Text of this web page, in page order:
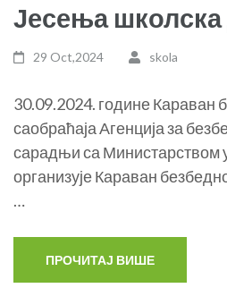
Јесења
29 Oct,2024 skola
30.09.2024. године Караван
саобраћаја Агенција за
сарадњи са Министарством
организује Караван
…